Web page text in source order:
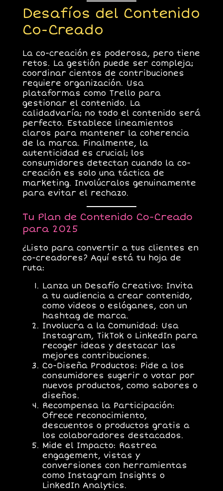
Desafíos del Contenido
Co-Creado
La co-creación es poderosa, pero tiene
retos. La gestión puede ser compleja;
coordinar cientos de contribuciones
requiere organización. Usa
plataformas como Trello para
gestionar el contenido. La
calidadvaría; no todo el contenido será
perfecto. Establece lineamientos
claros para mantener la coherencia
de la marca. Finalmente, la
autenticidad es crucial; los
consumidores detectan cuando la co-
creación es solo una táctica de
marketing. Involúcralos genuinamente
para evitar el rechazo.
Tu Plan de Contenido Co-Creado
para 2025
¿Listo para convertir a tus clientes en
co-creadores? Aquí está tu hoja de
ruta:
Lanza un Desafío Creativo: Invita
a tu audiencia a crear contenido,
como videos o eslóganes, con un
hashtag de marca.
Involucra a la Comunidad: Usa
Instagram, TikTok o LinkedIn para
recoger ideas y destacar las
mejores contribuciones.
Co-Diseña Productos: Pide a los
consumidores sugerir o votar por
nuevos productos, como sabores o
diseños.
Recompensa la Participación:
Ofrece reconocimiento,
descuentos o productos gratis a
los colaboradores destacados.
Mide el Impacto: Rastrea
engagement, vistas y
conversiones con herramientas
como Instagram Insights o
LinkedIn Analytics.